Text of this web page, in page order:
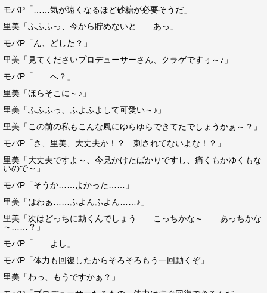
モバP「……気が遠くなるほど砂糖が必要そうだ」
里美「ふふふっ、今から貯めないと――あっ」
モバP「ん、どした？」
里美「見てくださいプロデューサーさん、クラゲですぅ～♪」
モバP「……へ？」
里美「ほらそこに～♪」
里美「ふふふっ、ふよふよして可愛い～♪」
里美「この前の私もこんな風にゆらゆらできてたでしょうかぁ～？」
モバP「さ、里美、大丈夫か！？ 刺されてないよな！？」
里美「大丈夫ですよ～、今見かけたばかりですし、痛くもかゆくもな
いので～」
モバP「そうか……よかった……」
里美「はわぁ……ふよんふよん……♪」
里美「次はどっちに動くんでしょう……こっちかな～……あっちかな
～……？」
モバP「……よし」
モバP「体力も回復したからそろそろもう一回動くぞ」
里美「わっ、もうですかぁ？」